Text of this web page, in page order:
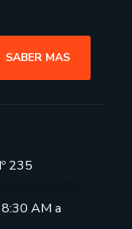
SABER MAS
235
8:30 AM a